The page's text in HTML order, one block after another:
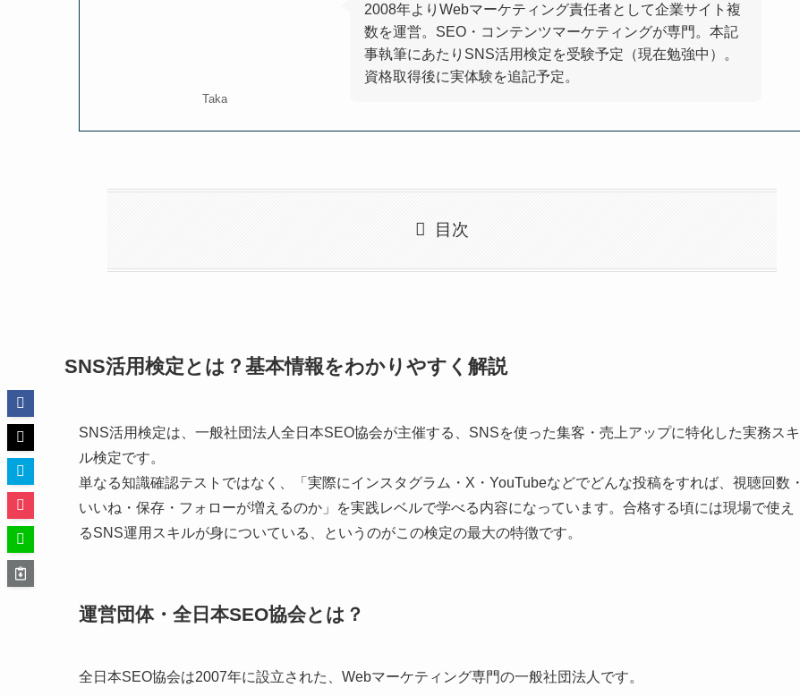
Taka
2008年よりWebマーケティング責任者として企業サイト複
数を運営。SEO・コンテンツマーケティングが専門。本記
事執筆にあたりSNS活用検定を受験予定（現在勉強中）。
資格取得後に実体験を追記予定。
目次
SNS活用検定とは？基本情報をわかりやすく解説
SNS活用検定は、一般社団法人全日本SEO協会が主催する、SNSを使った集客・売上アップに特化した実務スキ
ル検定です。
単なる知識確認テストではなく、「実際にインスタグラム・X・YouTubeなどでどんな投稿をすれば、視聴回数・
いいね・保存・フォローが増えるのか」を実践レベルで学べる内容になっています。合格する頃には現場で使え
るSNS運用スキルが身についている、というのがこの検定の最大の特徴です。
運営団体・全日本SEO協会とは？
全日本SEO協会は2007年に設立された、Webマーケティング専門の一般社団法人です。